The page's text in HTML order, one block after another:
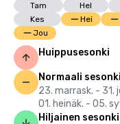
Tam Hel
Kes
Hei
Jou
Huippusesonki
Normaali sesonki
23. marrask. - 31.
01. heinäk. - 05.
Hiljainen sesonki